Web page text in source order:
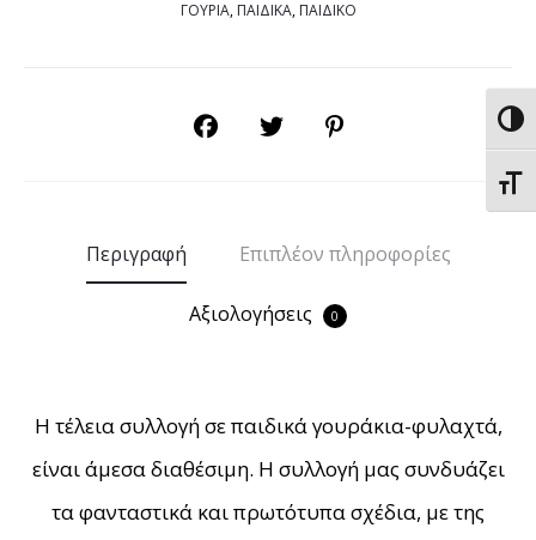
ΓΟΥΡΙΑ, ΠΑΙΔΙΚΑ, ΠΑΙΔΙΚΟ
SHARE
Περιγραφή Επιπλέον πληροφορίες
Αξιολογήσεις 0
Η τέλεια συλλογή σε παιδικά γουράκια-φυλαχτά,
είναι άμεσα διαθέσιμη. Η συλλογή μας συνδυάζει
τα φανταστικά και πρωτότυπα σχέδια, με της